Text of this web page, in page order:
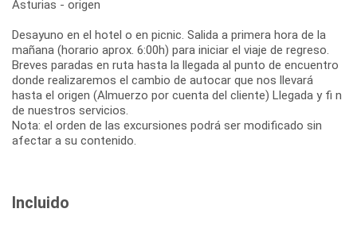
Asturias - origen
Desayuno en el hotel o en picnic. Salida a primera hora de la
mañana (horario aprox. 6:00h) para iniciar el viaje de regreso.
Breves paradas en ruta hasta la llegada al punto de encuentro
donde realizaremos el cambio de autocar que nos llevará
hasta el origen (Almuerzo por cuenta del cliente) Llegada y fi n
de nuestros servicios.
Nota: el orden de las excursiones podrá ser modificado sin
afectar a su contenido.
Incluido